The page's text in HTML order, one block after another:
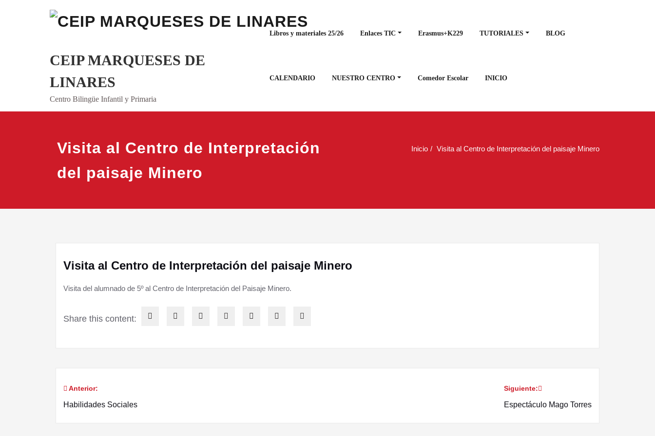
CEIP MARQUESES DE
LINARES
Centro Bilingüe Infantil y Primaria
Libros y materiales 25/26 Enlaces TIC Erasmus+K229 TUTORIALES BLOG
CALENDARIO NUESTRO CENTRO Comedor Escolar INICIO
Visita al Centro de Interpretación
del paisaje Minero
Inicio Visita al Centro de Interpretación del paisaje Minero
Visita al Centro de Interpretación del paisaje Minero
Visita del alumnado de 5º al Centro de Interpretación del Paisaje Minero.
Share this content:
Anterior:
Habilidades Sociales
Siguiente:
Espectáculo Mago Torres